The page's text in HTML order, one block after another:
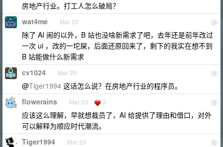
房地产行业。打工人怎么破局？
3
wat4me Mar 20
除了 AI 闹的以外，B 站也没啥新需求了吧，去年还是前年改过
一次 ui ，改的一坨屎，后面还原回来了，剩下的我实在想不到
B 站能做什么新需求
4
cv1024 Mar 20
@Tiger1994 这话怎么说？在房地产行业的程序员。
5
flowerains Mar 20 3
应该这么理解，早就想裁员了，AI 给提供了理由和借口，对外
可以解释为顺应时代潮流。
6
Tiger1994 Mar 20